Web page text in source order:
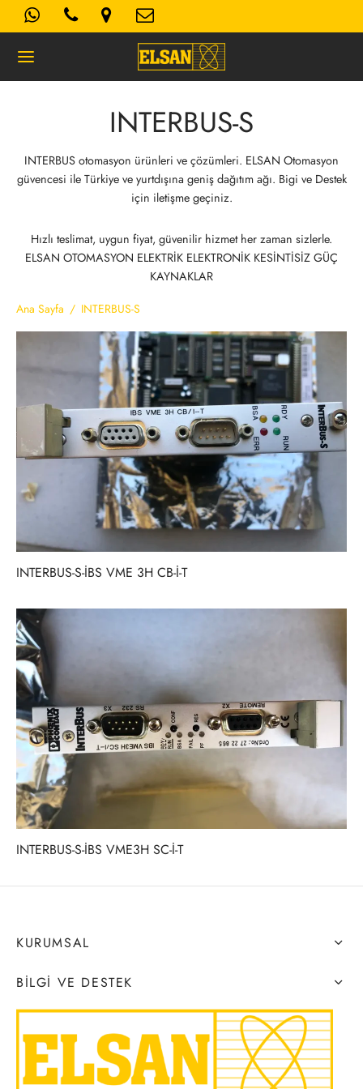
INTERBUS-S
INTERBUS otomasyon ürünleri ve çözümleri. ELSAN Otomasyon
güvencesi ile Türkiye ve yurtdışına geniş dağıtım ağı. Bigi ve Destek
için iletişme geçiniz.
Hızlı teslimat, uygun fiyat, güvenilir hizmet her zaman sizlerle.
ELSAN OTOMASYON ELEKTRİK ELEKTRONİK KESİNTİSİZ GÜÇ
KAYNAKLAR
Ana Sayfa / INTERBUS-S
INTERBUS-S-İBS VME 3H CB-İ-T
INTERBUS-S-İBS VME3H SC-İ-T
KURUMSAL
BILGI VE DESTEK
Geri
AYDINLATMA METNI
Koşulları